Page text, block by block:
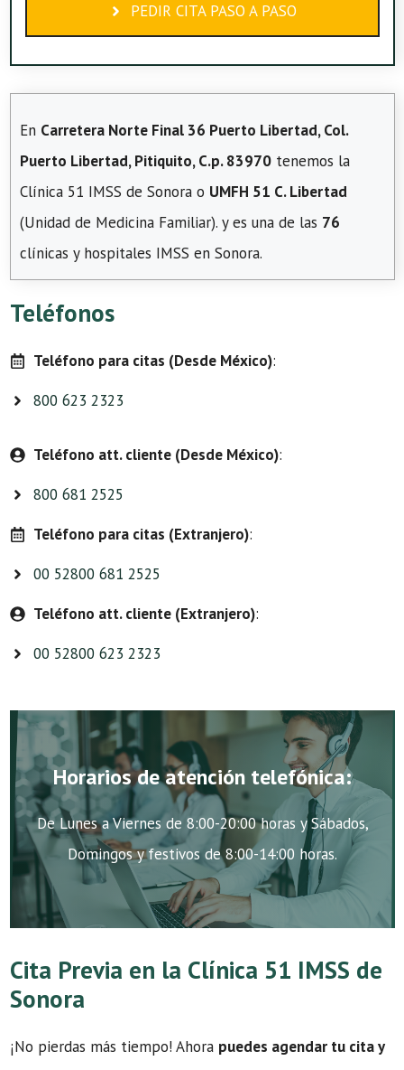
PEDIR CITA PASO A PASO
En Carretera Norte Final 36 Puerto Libertad, Col.
Puerto Libertad, Pitiquito, C.p. 83970 tenemos la
Clínica 51 IMSS de Sonora o UMFH 51 C. Libertad
(Unidad de Medicina Familiar). y es una de las 76
clínicas y hospitales IMSS en Sonora.
Teléfonos
Teléfono para citas (Desde México):
800 623 2323
Teléfono att. cliente (Desde México):
800 681 2525
Teléfono para citas (Extranjero):
00 52800 681 2525
Teléfono att. cliente (Extranjero):
00 52800 623 2323
Horarios de atención telefónica:
De Lunes a Viernes de 8:00-20:00 horas y Sábados,
Domingos y festivos de 8:00-14:00 horas.
Cita Previa en la Clínica 51 IMSS de
Sonora
¡No pierdas más tiempo! Ahora puedes agendar tu cita y